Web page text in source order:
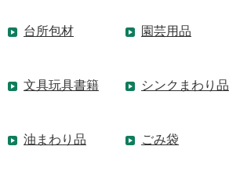
台所包材 園芸用品
文具玩具書籍 シンクまわり品
油まわり品 ごみ袋